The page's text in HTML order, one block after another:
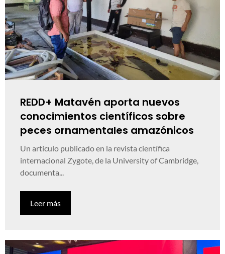
REDD+ Matavén aporta nuevos
conocimientos científicos sobre
peces ornamentales amazónicos
Un artículo publicado en la revista científica
internacional Zygote, de la University of Cambridge,
documenta...
Leer más